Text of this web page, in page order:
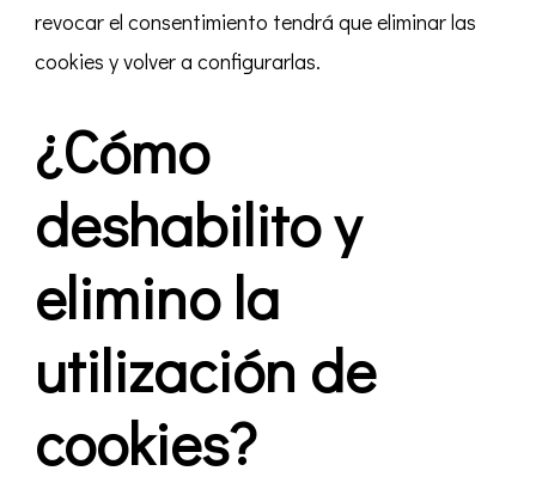
revocar el consentimiento tendrá que eliminar las
cookies y volver a configurarlas.
¿Cómo
deshabilito y
elimino la
utilización de
cookies?